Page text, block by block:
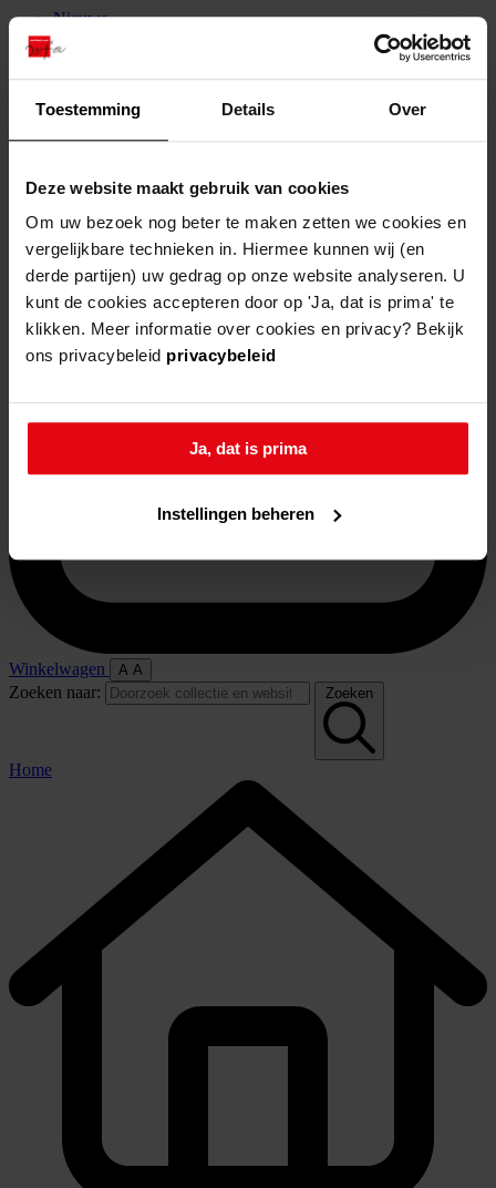
Toestemming Details Over
Deze website maakt gebruik van cookies
Om uw bezoek nog beter te maken zetten we cookies en
vergelijkbare technieken in. Hiermee kunnen wij (en
derde partijen) uw gedrag op onze website analyseren. U
kunt de cookies accepteren door op 'Ja, dat is prima' te
klikken. Meer informatie over cookies en privacy? Bekijk
ons privacybeleid privacybeleid
Ja, dat is prima
Instellingen beheren
Nieuws
Veelgestelde vragen
Webshop
Winkelwagen A A
Zoeken naar: Zoeken
Home